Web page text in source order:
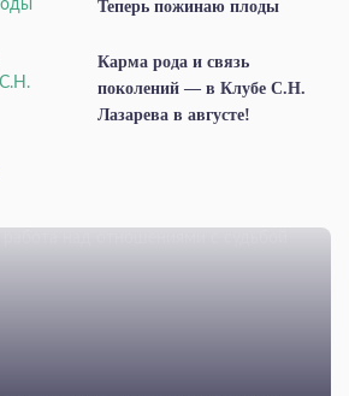
Теперь пожинаю плоды
Карма рода и связь
поколений — в Клубе С.Н.
Лазарева в августе!